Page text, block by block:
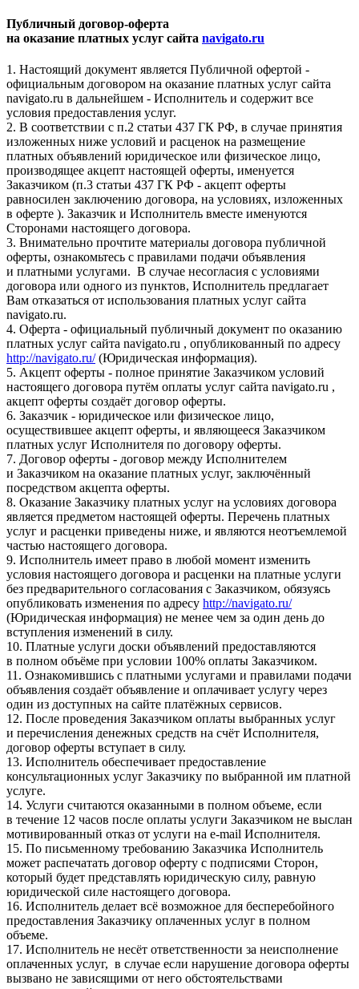
Публичный договор-оферта
на оказание платных услуг сайта navigato.ru
1. Настоящий документ является Публичной офертой -
официальным договором на оказание платных услуг сайта
navigato.ru в дальнейшем - Исполнитель и содержит все
условия предоставления услуг.
2. В соответствии с п.2 статьи 437 ГК РФ, в случае принятия
изложенных ниже условий и расценок на размещение
платных объявлений юридическое или физическое лицо,
производящее акцепт настоящей оферты, именуется
Заказчиком (п.3 статьи 437 ГК РФ - акцепт оферты
равносилен заключению договора, на условиях, изложенных
в оферте ). Заказчик и Исполнитель вместе именуются
Сторонами настоящего договора.
3. Внимательно прочтите материалы договора публичной
оферты, ознакомьтесь с правилами подачи объявления
и платными услугами. В случае несогласия с условиями
договора или одного из пунктов, Исполнитель предлагает
Вам отказаться от использования платных услуг сайта
navigato.ru.
4. Оферта - официальный публичный документ по оказанию
платных услуг сайта navigato.ru , опубликованный по адресу
http://navigato.ru/(Юридическая информация).
5. Акцепт оферты - полное принятие Заказчиком условий
настоящего договора путём оплаты услуг сайта navigato.ru ,
акцепт оферты создаёт договор оферты.
6. Заказчик - юридическое или физическое лицо,
осуществившее акцепт оферты, и являющееся Заказчиком
платных услуг Исполнителя по договору оферты.
7. Договор оферты - договор между Исполнителем
и Заказчиком на оказание платных услуг, заключённый
посредством акцепта оферты.
8. Оказание Заказчику платных услуг на условиях договора
является предметом настоящей оферты. Перечень платных
услуг и расценки приведены ниже, и являются неотъемлемой
частью настоящего договора.
9. Исполнитель имеет право в любой момент изменить
условия настоящего договора и расценки на платные услуги
без предварительного согласования с Заказчиком, обязуясь
опубликовать изменения по адресу http://navigato.ru/
(Юридическая информация) не менее чем за один день до
вступления изменений в силу.
10. Платные услуги доски объявлений предоставляются
в полном объёме при условии 100% оплаты Заказчиком.
11. Ознакомившись с платными услугами и правилами подачи
объявления создаёт объявление и оплачивает услугу через
один из доступных на сайте платёжных сервисов.
12. После проведения Заказчиком оплаты выбранных услуг
и перечисления денежных средств на счёт Исполнителя,
договор оферты вступает в силу.
13. Исполнитель обеспечивает предоставление
консультационных услуг Заказчику по выбранной им платной
услуге.
14. Услуги считаются оказанными в полном объеме, если
в течение 12 часов после оплаты услуги Заказчиком не выслан
мотивированный отказ от услуги на e-mail Исполнителя.
15. По письменному требованию Заказчика Исполнитель
может распечатать договор оферту с подписями Сторон,
который будет представлять юридическую силу, равную
юридической силе настоящего договора.
16. Исполнитель делает всё возможное для бесперебойного
предоставления Заказчику оплаченных услуг в полном
объеме.
17. Исполнитель не несёт ответственности за неисполнение
оплаченных услуг, в случае если нарушение договора оферты
вызвано не зависящими от него обстоятельствами